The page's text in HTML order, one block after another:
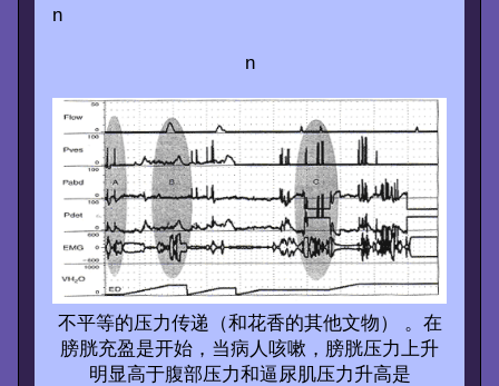
n
n
不平等的压力传递（和花香的其他文物） 。在
膀胱充盈是开始，当病人咳嗽，膀胱压力上升
明显高于腹部压力和逼尿肌压力升高是